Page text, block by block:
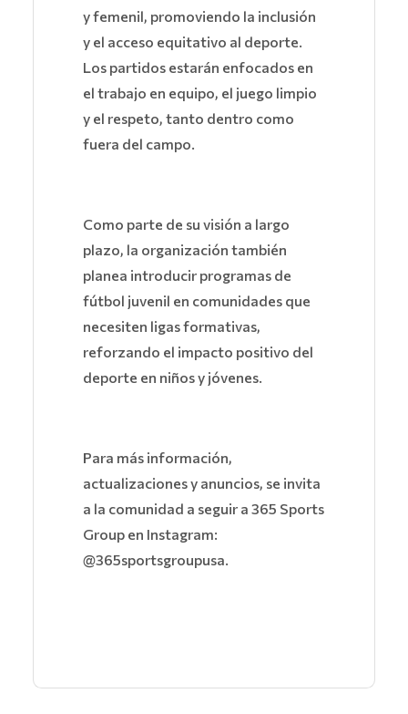
y femenil, promoviendo la inclusión
y el acceso equitativo al deporte.
Los partidos estarán enfocados en
el trabajo en equipo, el juego limpio
y el respeto, tanto dentro como
fuera del campo.
Como parte de su visión a largo
plazo, la organización también
planea introducir programas de
fútbol juvenil en comunidades que
necesiten ligas formativas,
reforzando el impacto positivo del
deporte en niños y jóvenes.
Para más información,
actualizaciones y anuncios, se invita
a la comunidad a seguir a 365 Sports
Group en Instagram:
@365sportsgroupusa.